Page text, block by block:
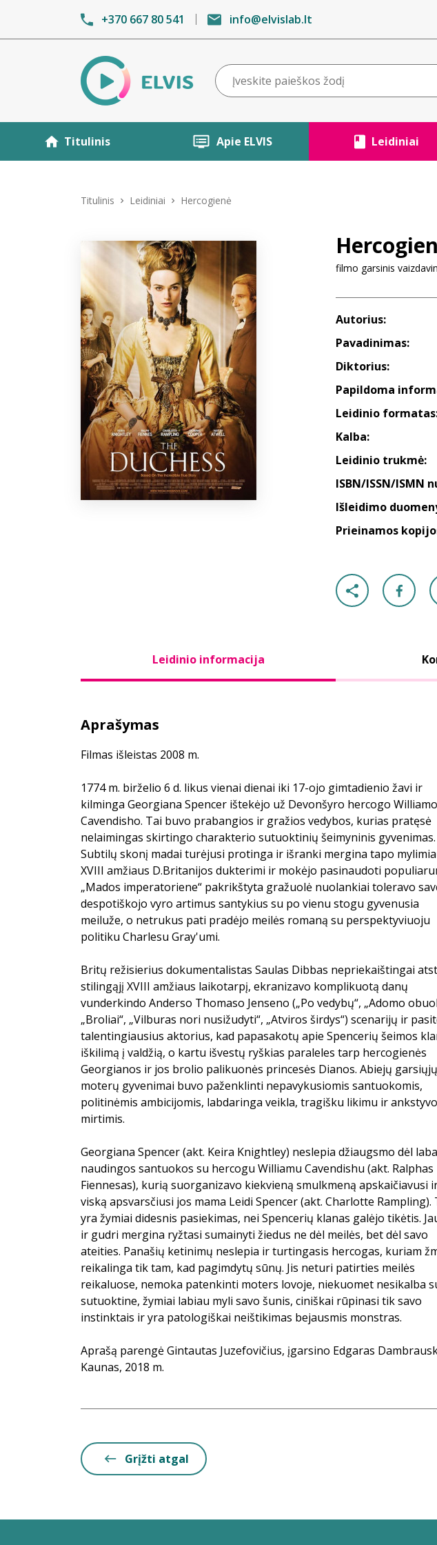
+370 667 80 541 info@elvislab.lt
Titulinis Apie ELVIS Leidiniai
Titulinis Leidiniai Hercogienė
filmo garsinis
Autorius:
Pavadinimas:
Diktorius:
Papildoma
Leidinio
Kalba:
Leidinio trukmė:
ISBN/ISSN/ISMN
Išleidimo
Prieinamos
Leidinio informacija
Aprašymas
Filmas išleistas 2008 m.
1774 m. birželio 6 d. likus vienai dienai iki 17-ojo gimtadienio žavi ir
kilminga Georgiana Spencer ištekėjo už Devonšyro hercogo Williamo
Cavendisho. Tai buvo prabangios ir gražios vedybos, kurias pratęsė
nelaimingas skirtingo charakterio sutuoktinių šeimyninis gyvenimas.
Subtilų skonį madai turėjusi protinga ir išranki mergina tapo
XVIII amžiaus D.Britanijos dukterimi ir mokėjo pasinaudoti
„Mados imperatoriene“ pakrikštyta gražuolė nuolankiai toleravo
despotiškojo vyro artimus santykius su po vienu stogu gyvenusia
meiluže, o netrukus pati pradėjo meilės romaną su perspektyviuoju
politiku Charlesu Gray'umi.
Britų režisierius dokumentalistas Saulas Dibbas nepriekaištingai
stilingąjį XVIII amžiaus laikotarpį, ekranizavo komplikuotą danų
vunderkindo Anderso Thomaso Jenseno („Po vedybų“, „Adomo
„Broliai“, „Vilburas nori nusižudyti“, „Atviros širdys“) scenarijų ir
talentingiausius aktorius, kad papasakotų apie Spencerių šeimos
iškilimą į valdžią, o kartu išvestų ryškias paraleles tarp hercogienės
Georgianos ir jos brolio palikuonės princesės Dianos. Abiejų garsiųjų
moterų gyvenimai buvo paženklinti nepavykusiomis santuokomis,
politinėmis ambicijomis, labdaringa veikla, tragišku likimu ir
mirtimis.
Georgiana Spencer (akt. Keira Knightley) neslepia džiaugsmo dėl
naudingos santuokos su hercogu Williamu Cavendishu (akt. Ralphas
Fiennesas), kurią suorganizavo kiekvieną smulkmeną apskaičiavusi
viską apsvarsčiusi jos mama Leidi Spencer (akt. Charlotte Rampling).
yra žymiai didesnis pasiekimas, nei Spencerių klanas galėjo tikėtis.
ir gudri mergina ryžtasi sumainyti žiedus ne dėl meilės, bet dėl savo
ateities. Panašių ketinimų neslepia ir turtingasis hercogas, kuriam
reikalinga tik tam, kad pagimdytų sūnų. Jis neturi patirties meilės
reikaluose, nemoka patenkinti moters lovoje, niekuomet nesikalba
sutuoktine, žymiai labiau myli savo šunis, ciniškai rūpinasi tik savo
instinktais ir yra patologiškai neištikimas bejausmis monstras.
Aprašą parengė Gintautas Juzefovičius, įgarsino Edgaras
Kaunas, 2018 m.
Grįžti atgal